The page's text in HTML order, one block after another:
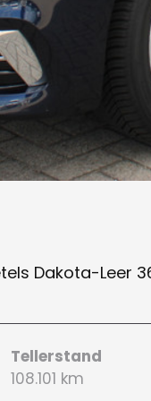
Dakota-Leer
Tellerstand
108.101 km